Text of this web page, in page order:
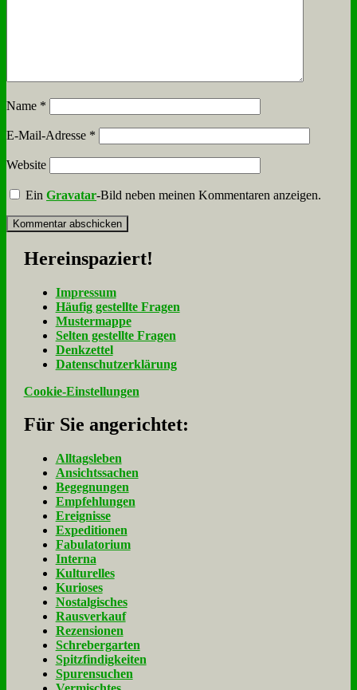
Name *
E-Mail-Adresse *
Website
EinGravatar-Bild neben meinen Kommentaren anzeigen.
Her­ein­spa­ziert!
Im­pres­sum
Häu­fig ge­stell­te Fra­gen
Mu­ster­map­pe
Sel­ten ge­stell­te Fra­gen
Denk­zet­tel
Da­ten­schutz­er­klä­rung
Cookie-Einstellungen
Für Sie an­ge­rich­tet:
Alltagsleben
Ansichtssachen
Begegnungen
Empfehlungen
Ereignisse
Expeditionen
Fabulatorium
Interna
Kulturelles
Kurioses
Nostalgisches
Rausverkauf
Rezensionen
Schrebergarten
Spitzfindigkeiten
Spurensuchen